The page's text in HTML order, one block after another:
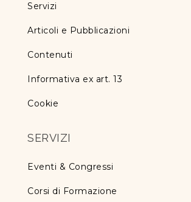
Servizi
Articoli e Pubblicazioni
Contenuti
Informativa ex art. 13
Cookie
SERVIZI
Eventi & Congressi
Corsi di Formazione